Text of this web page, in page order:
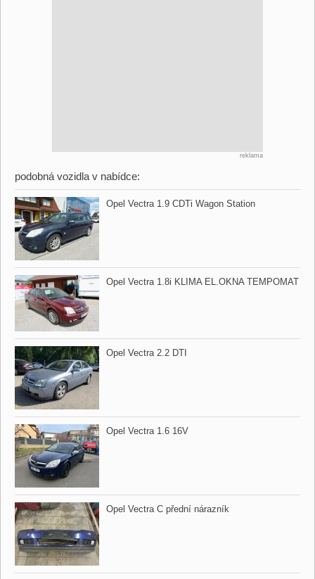
reklama
podobná vozidla v nabídce:
Opel Vectra 1.9 CDTi Wagon Station
Opel Vectra 1.8i KLIMA EL.OKNA TEMPOMAT
Opel Vectra 2.2 DTI
Opel Vectra 1.6 16V
Opel Vectra C přední nárazník